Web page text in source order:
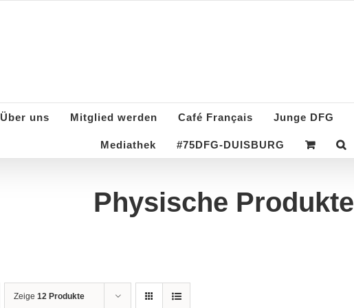
Über uns Mitglied werden Café Français Junge DFG
Mediathek #75DFG-DUISBURG
Physische Produkte
Zeige 12 Produkte